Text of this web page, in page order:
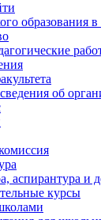
образования
об
аспирантура и
курсы